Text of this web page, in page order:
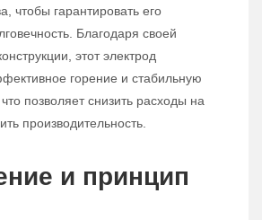
чтобы гарантировать его
Благодаря своей
этот электрод
горение и стабильную
позволяет снизить расходы на
производительность.
и принцип